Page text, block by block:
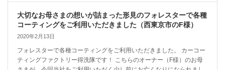
大切なお母さまの想いが詰まった形見のフォレスターで各種
コーティングをご利用いただきました（西東京市のF様）
2020年2月13日
フォレスターで各種コーティングをご利用いただきました。 カーコー
ティングファクトリー得洗隊です！ こちらのオーナー（F様）のお母